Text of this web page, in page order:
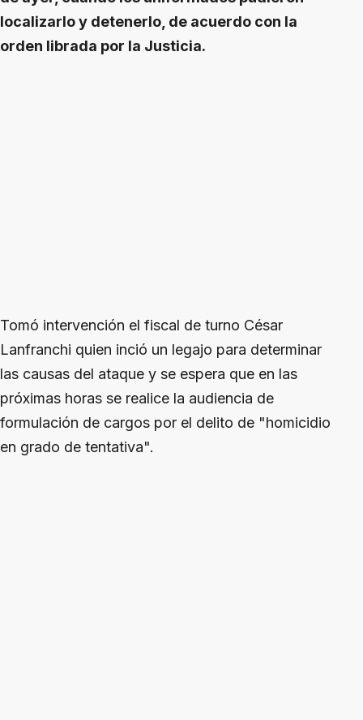
localizarlo y detenerlo, de acuerdo con la
orden librada por la Justicia.
Tomó intervención el fiscal de turno César
Lanfranchi quien inció un legajo para determinar
las causas del ataque y se espera que en las
próximas horas se realice la audiencia de
formulación de cargos por el delito de "homicidio
en grado de tentativa".